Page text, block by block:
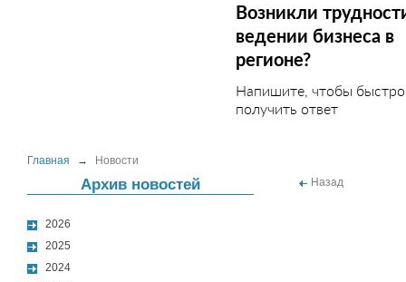
Возникли
ведении бизнеса в
регионе?
Напишите, чтобы быстро
получить ответ
Главная → Новости
Архив новостей
2026
2025
2024
Назад